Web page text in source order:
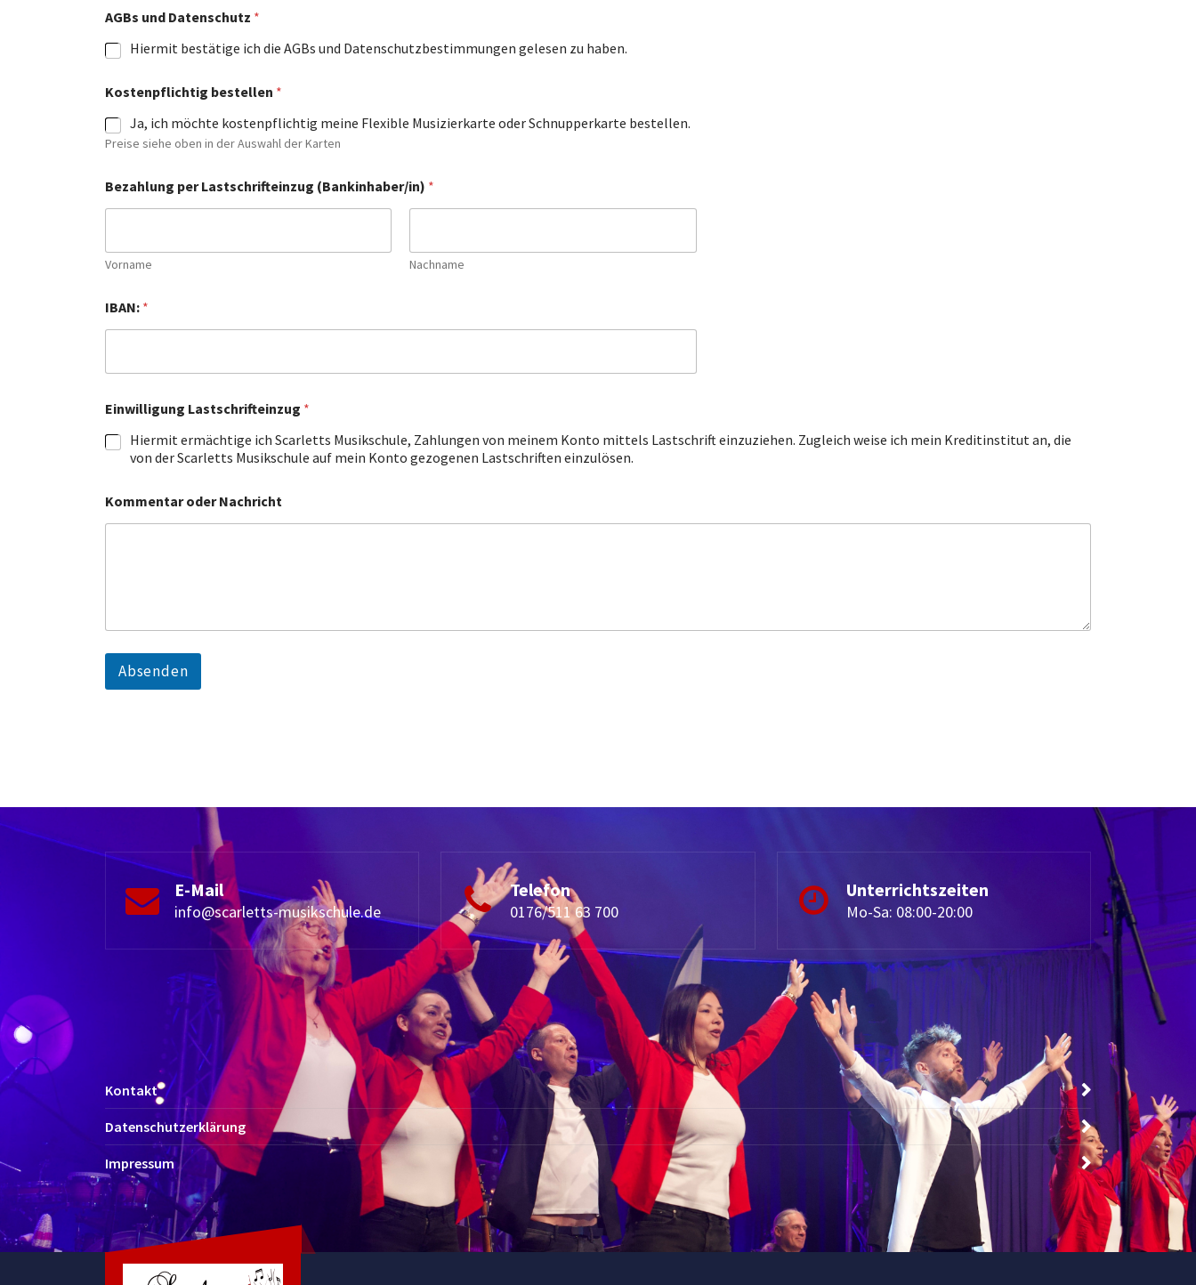
AGBs und Datenschutz *
Hiermit bestätige ich die AGBs und Datenschutzbestimmungen gelesen zu haben.
Kostenpflichtig bestellen *
Ja, ich möchte kostenpflichtig meine Flexible Musizierkarte oder Schnupperkarte bestellen.
Preise siehe oben in der Auswahl der Karten
Bezahlung per Lastschrifteinzug (Bankinhaber/in) *
Vorname Nachname
IBAN: *
Einwilligung Lastschrifteinzug *
Hiermit ermächtige ich Scarletts Musikschule, Zahlungen von meinem Konto mittels Lastschrift einzuziehen. Zugleich weise ich mein Kreditinstitut an, die
von der Scarletts Musikschule auf mein Konto gezogenen Lastschriften einzulösen.
Kommentar oder Nachricht
Absenden
E-Mail
info@scarletts-musikschule.de
Telefon
0176/511 63 700
Unterrichtszeiten
Mo-Sa: 08:00-20:00
Kontakt
Datenschutzerklärung
Impressum